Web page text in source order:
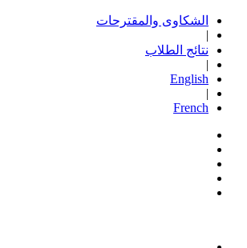
الشكاوى والمقترحات
|
نتائج الطلاب
|
English
|
French